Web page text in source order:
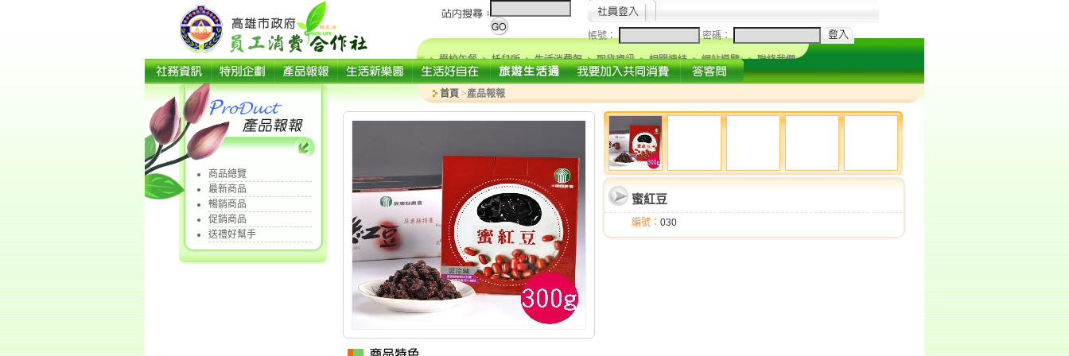
帳號： 密碼：
學校午餐 托兒所 生活消費報 取貨資訊 相關連結 網站導覽 聯絡我們
首頁 >產品報報
商品總覽
最新商品
暢銷商品
促銷商品
送禮好幫手
蜜紅豆
編號： 030